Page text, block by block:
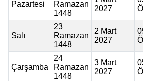
Pazartesi
Ramazan
1448
2027
Salı
23
Ramazan
1448
2 Mart
2027
Çarşamba
24
Ramazan
1448
3 Mart
2027